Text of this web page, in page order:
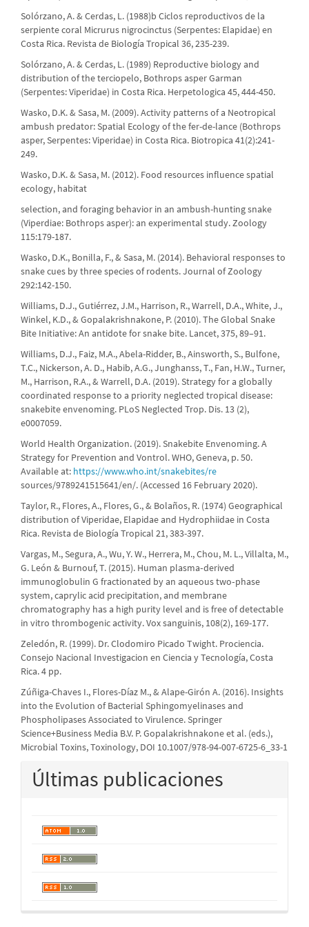
Solórzano, A. & Cerdas, L. (1988)b Ciclos reproductivos de la
serpiente coral Micrurus nigrocinctus (Serpentes: Elapidae) en
Costa Rica. Revista de Biología Tropical 36, 235-239.
Solórzano, A. & Cerdas, L. (1989) Reproductive biology and
distribution of the terciopelo, Bothrops asper Garman
(Serpentes: Viperidae) in Costa Rica. Herpetologica 45, 444-450.
Wasko, D.K. & Sasa, M. (2009). Activity patterns of a Neotropical
ambush predator: Spatial Ecology of the fer-de-lance (Bothrops
asper, Serpentes: Viperidae) in Costa Rica. Biotropica 41(2):241-
249.
Wasko, D.K. & Sasa, M. (2012). Food resources influence spatial
ecology, habitat
selection, and foraging behavior in an ambush-hunting snake
(Viperdiae: Bothrops asper): an experimental study. Zoology
115:179-187.
Wasko, D.K., Bonilla, F., & Sasa, M. (2014). Behavioral responses to
snake cues by three species of rodents. Journal of Zoology
292:142-150.
Williams, D.J., Gutiérrez, J.M., Harrison, R., Warrell, D.A., White, J.,
Winkel, K.D., & Gopalakrishnakone, P. (2010). The Global Snake
Bite Initiative: An antidote for snake bite. Lancet, 375, 89–91.
Williams, D.J., Faiz, M.A., Abela-Ridder, B., Ainsworth, S., Bulfone,
T.C., Nickerson, A. D., Habib, A.G., Junghanss, T., Fan, H.W., Turner,
M., Harrison, R.A., & Warrell, D.A. (2019). Strategy for a globally
coordinated response to a priority neglected tropical disease:
snakebite envenoming. PLoS Neglected Trop. Dis. 13 (2),
e0007059.
World Health Organization. (2019). Snakebite Envenoming. A
Strategy for Prevention and Vontrol. WHO, Geneva, p. 50.
Available at: https://www.who.int/snakebites/re
sources/9789241515641/en/. (Accessed 16 February 2020).
Taylor, R., Flores, A., Flores, G., & Bolaños, R. (1974) Geographical
distribution of Viperidae, Elapidae and Hydrophiidae in Costa
Rica. Revista de Biología Tropical 21, 383-397.
Vargas, M., Segura, A., Wu, Y. W., Herrera, M., Chou, M. L., Villalta, M.,
G. León & Burnouf, T. (2015). Human plasma‐derived
immunoglobulin G fractionated by an aqueous two‐phase
system, caprylic acid precipitation, and membrane
chromatography has a high purity level and is free of detectable
in vitro thrombogenic activity. Vox sanguinis, 108(2), 169-177.
Zeledón, R. (1999). Dr. Clodomiro Picado Twight. Prociencia.
Consejo Nacional Investigacion en Ciencia y Tecnología, Costa
Rica. 4 pp.
Zúñiga-Chaves I., Flores-Díaz M., & Alape-Girón A. (2016). Insights
into the Evolution of Bacterial Sphingomyelinases and
Phospholipases Associated to Virulence. Springer
Science+Business Media B.V. P. Gopalakrishnakone et al. (eds.),
Microbial Toxins, Toxinology, DOI 10.1007/978-94-007-6725-6_33-1
Últimas publicaciones